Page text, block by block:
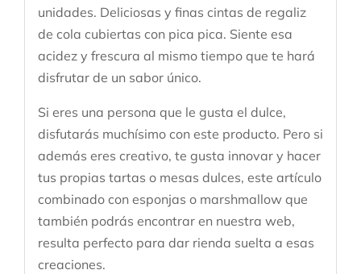
unidades. Deliciosas y finas cintas de regaliz
de cola cubiertas con pica pica. Siente esa
acidez y frescura al mismo tiempo que te hará
disfrutar de un sabor único.
Si eres una persona que le gusta el dulce,
disfutarás muchísimo con este producto. Pero si
además eres creativo, te gusta innovar y hacer
tus propias tartas o mesas dulces, este artículo
combinado con esponjas o marshmallow que
también podrás encontrar en nuestra web,
resulta perfecto para dar rienda suelta a esas
creaciones.